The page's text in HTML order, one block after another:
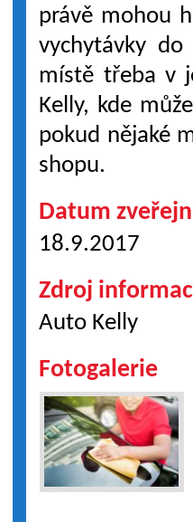
právě mohou
vychytávky
místě třeba v
Kelly, kde
pokud nějaké
shopu.
Datum
18.9.2017
Zdroj
Auto Kelly
Fotogalerie